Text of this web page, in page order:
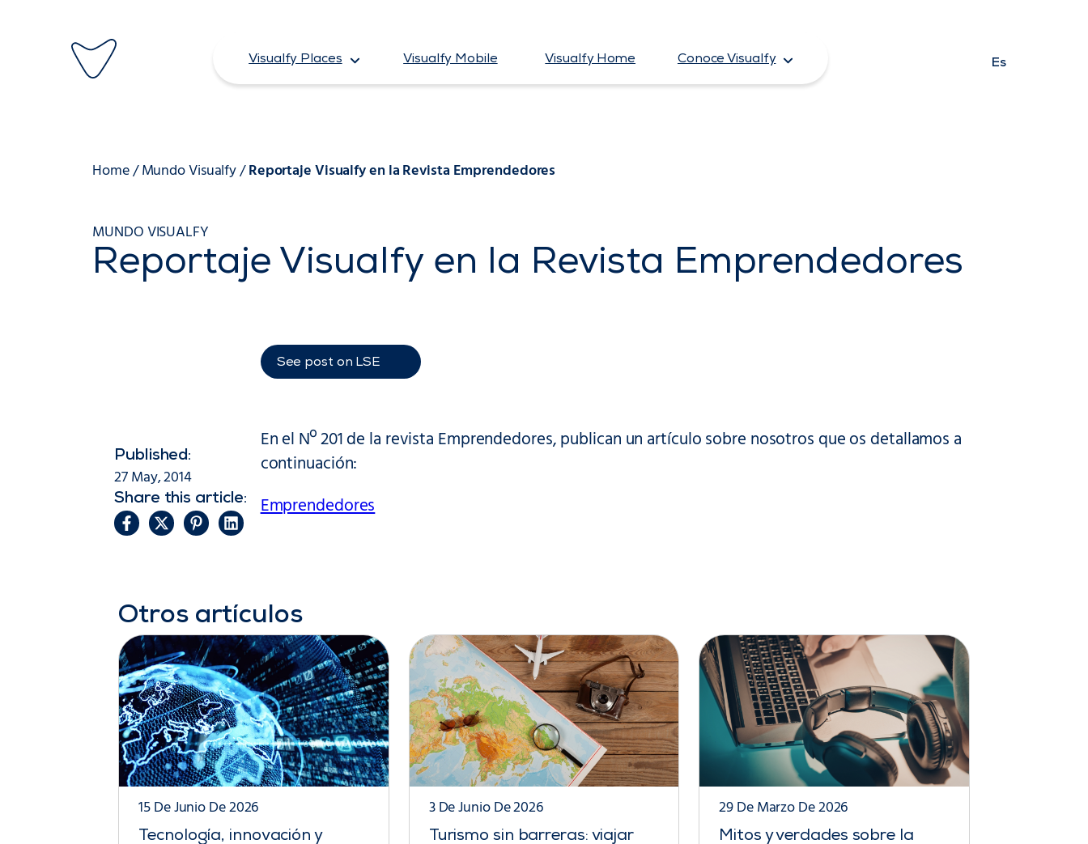
contenido
Visualfy Places Visualfy Mobile Visualfy Home Conoce Visualfy Es
Home/Mundo Visualfy/Reportaje Visualfy en la Revista Emprendedores
MUNDO VISUALFY
Reportaje Visualfy en la Revista Emprendedores
Published:
27 May, 2014
Share this article:
See post on LSE
En el Nº 201 de la revista Emprendedores, publican un artículo sobre nosotros que os detallamos a
continuación:
Emprendedores
Otros artículos
Tecnología, innovación y
15 De Junio De 2026
Turismo sin barreras: viajar
3 De Junio De 2026
Mitos y verdades sobre la
29 De Marzo De 2026